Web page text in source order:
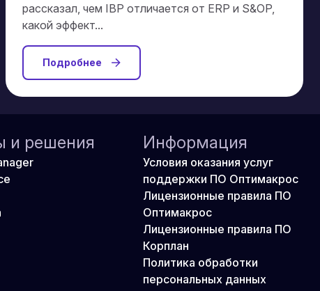
рассказал, чем IBP отличается от ERP и S&OP,
какой эффект...
Подробнее
и решения Информация
Условия оказания услуг
поддержки ПО Оптимакрос
Лицензионные правила ПО
Оптимакрос
Лицензионные правила ПО
Корплан
Политика обработки
персональных данных